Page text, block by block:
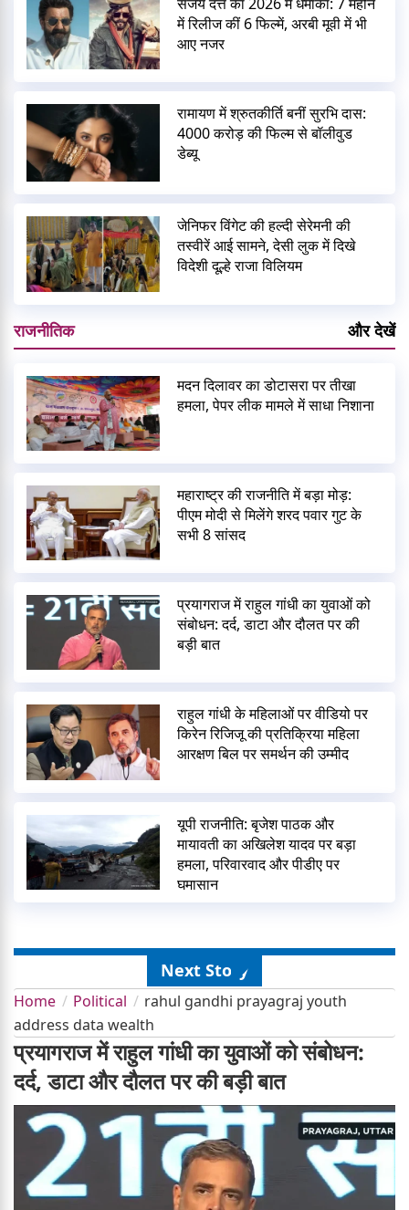
में रिलीज कीं 6 फिल्में, अरबी मूवी में भी
आए नजर
रामायण में श्रुतकीर्ति बनीं सुरभि दास:
4000 करोड़ की फिल्म से बॉलीवुड
डेब्यू
जेनिफर विंगेट की हल्दी सेरेमनी की
तस्वीरें आई सामने, देसी लुक में दिखे
विदेशी दूल्हे राजा विलियम
राजनीतिक और देखें
मदन दिलावर का डोटासरा पर तीखा
हमला, पेपर लीक मामले में साधा निशाना
महाराष्ट्र की राजनीति में बड़ा मोड़:
पीएम मोदी से मिलेंगे शरद पवार गुट के
सभी 8 सांसद
प्रयागराज में राहुल गांधी का युवाओं को
संबोधन: दर्द, डाटा और दौलत पर की
बड़ी बात
राहुल गांधी के महिलाओं पर वीडियो पर
किरेन रिजिजू की प्रतिक्रिया महिला
आरक्षण बिल पर समर्थन की उम्मीद
यूपी राजनीति: बृजेश पाठक और
मायावती का अखिलेश यादव पर बड़ा
हमला, परिवारवाद और पीडीए पर
घमासान
Next Story
Home Political
rahul gandhi prayagraj youth
address data wealth
प्रयागराज में राहुल गांधी का युवाओं को संबोधन:
दर्द, डाटा और दौलत पर की बड़ी बात